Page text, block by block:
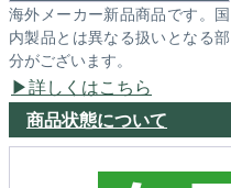
海外メーカー新品商品です。国
内製品とは異なる扱いとなる部
分がございます。
詳しくはこちら
商品状態について